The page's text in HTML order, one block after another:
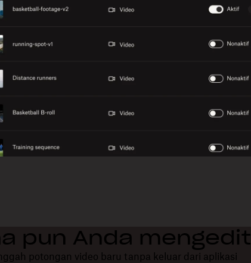
pun Anda mengedit
potongan video baru tanpa keluar dari aplikasi